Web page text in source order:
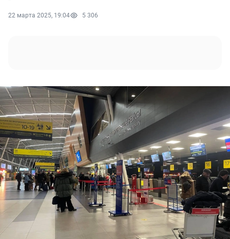
22 марта 2025, 19:04 5 306